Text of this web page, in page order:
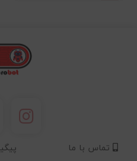
تماس با ما